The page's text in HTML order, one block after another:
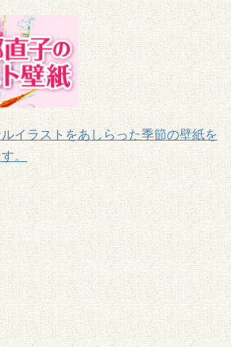
イラストをあしらった季節の壁紙を
。